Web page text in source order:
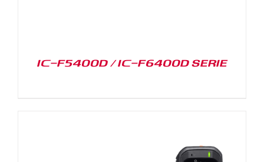
IC-F5400D / IC-F6400D SERIE